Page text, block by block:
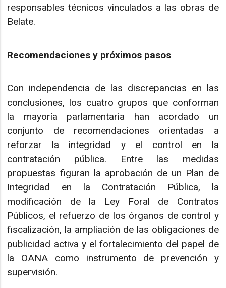
responsables técnicos vinculados a las obras de
Belate.
Recomendaciones y próximos pasos
Con independencia de las discrepancias en las
conclusiones, los cuatro grupos que conforman
la mayoría parlamentaria han acordado un
conjunto de recomendaciones orientadas a
reforzar la integridad y el control en la
contratación pública. Entre las medidas
propuestas figuran la aprobación de un Plan de
Integridad en la Contratación Pública, la
modificación de la Ley Foral de Contratos
Públicos, el refuerzo de los órganos de control y
fiscalización, la ampliación de las obligaciones de
publicidad activa y el fortalecimiento del papel de
la OANA como instrumento de prevención y
supervisión.